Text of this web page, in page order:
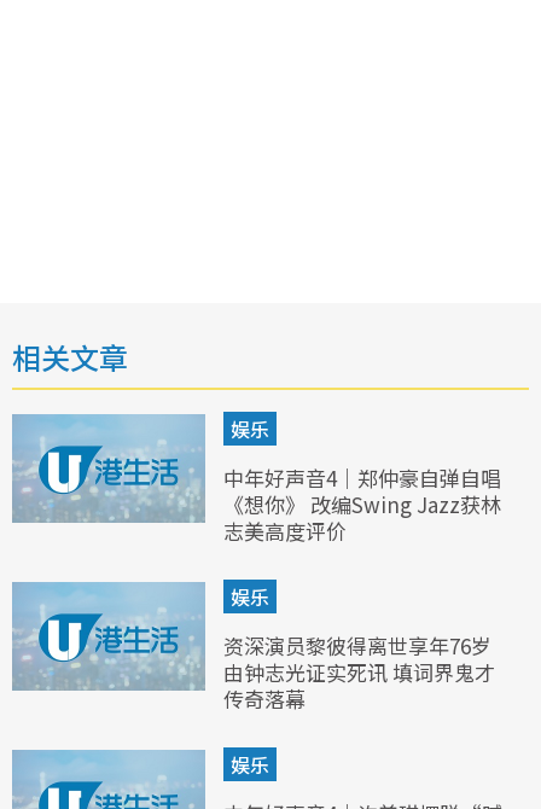
相关文章
娱乐
中年好声音4｜郑仲豪自弹自唱
《想你》 改编Swing Jazz获林
志美高度评价
娱乐
资深演员黎彼得离世享年76岁
由钟志光证实死讯 填词界鬼才
传奇落幕
娱乐